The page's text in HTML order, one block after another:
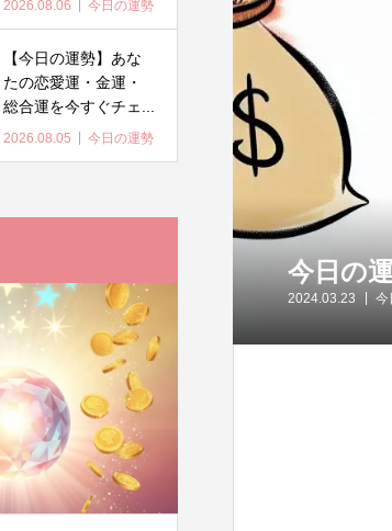
今日の
2024.03.23 今
2026.08.06 今日の運勢
【今日の運勢】あな
たの恋愛運・金運・
総合運を今すぐチェ...
2026.08.05 今日の運勢